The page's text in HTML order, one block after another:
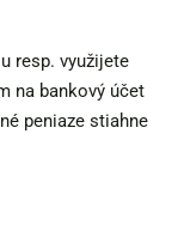
resp. využijete
na bankový účet
peniaze stiahne